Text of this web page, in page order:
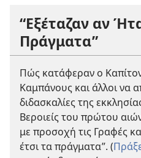
“Εξέταζαν αν
Πράγματα”
Πώς κατάφεραν ο
Καμπάνους και άλλοι να
διδασκαλίες της
Βεροιείς του πρώτου
με προσοχή τις Γραφές
έτσι τα πράγματα”. (